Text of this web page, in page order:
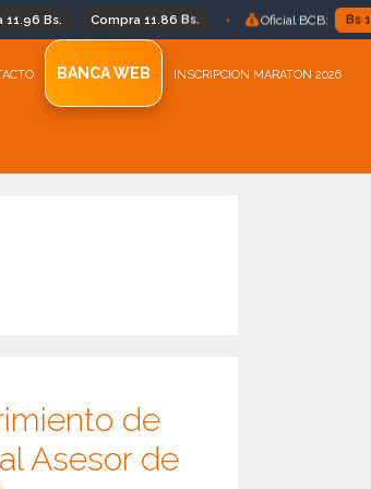
11.86 Bs. • Oficial BCB: Bs 11.86
BANCA WEB INSCRIPCION MARATON 2026
de
Asesor de